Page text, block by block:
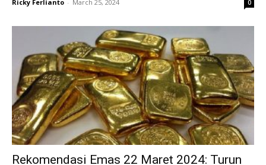
Ricky Ferlianto - March 25, 2024 0
Rekomendasi Emas 22 Maret 2024: Turun